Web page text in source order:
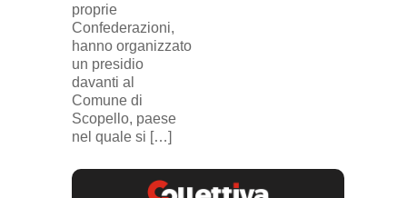
proprie
Confederazioni,
hanno organizzato
un presidio
davanti al
Comune di
Scopello, paese
nel quale si […]